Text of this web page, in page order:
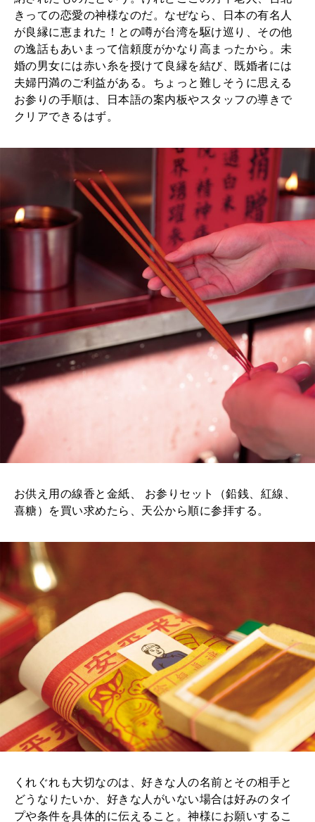
きっての恋愛の神様なのだ。なぜなら、日本の有名人
が良縁に恵まれた！との噂が台湾を駆け巡り、その他
の逸話もあいまって信頼度がかなり高まったから。未
婚の男女には赤い糸を授けて良縁を結び、既婚者には
夫婦円満のご利益がある。ちょっと難しそうに思える
お参りの手順は、日本語の案内板やスタッフの導きで
クリアできるはず。
お供え用の線香と金紙、 お参りセット（鉛銭、紅線、
喜糖）を買い求めたら、天公から順に参拝する。
くれぐれも大切なのは、好きな人の名前とその相手と
どうなりたいか、好きな人がいない場合は好みのタイ
プや条件を具体的に伝えること。神様にお願いするこ